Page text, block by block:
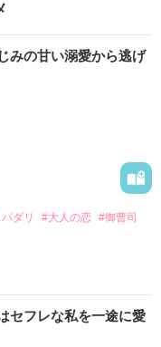
みの甘い溺愛から逃げ
ダリ #大人の恋 #御曹司
セフレな私を一途に愛